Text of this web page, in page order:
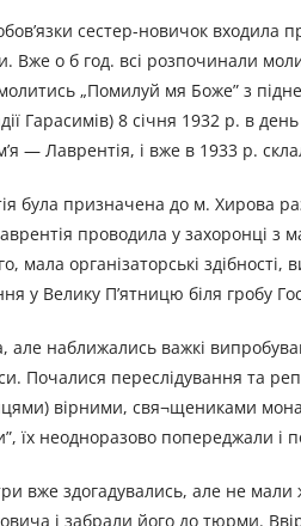
сестер-новичок
Вже о б год. всі розпочинали
„Помилуй мя Боже” з
Гарасимів) 8 січня 1932 р. в
— Лаврентія, і вже в 1933 р.
була призначена до м. Хирова
проводила у захоронці з
мала організаторські
у Велику П’ятницю біля гробу
але наближались важкі
Почалися переслідування та
вірними, свя¬щениками
їх неодноразово попереджали і
вже здогадувались, але не
і забрали його до тюрми.